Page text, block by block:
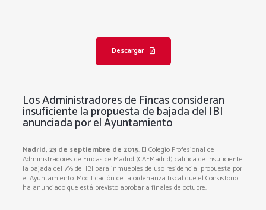
Descargar
Los Administradores de Fincas consideran
insuficiente la propuesta de bajada del IBI
anunciada por el Ayuntamiento
Madrid, 23 de septiembre de 2015. El Colegio Profesional de
Administradores de Fincas de Madrid (CAFMadrid) califica de insuficiente
la bajada del 7% del IBI para inmuebles de uso residencial propuesta por
el Ayuntamiento. Modificación de la ordenanza fiscal que el Consistorio
ha anunciado que está previsto aprobar a finales de octubre.